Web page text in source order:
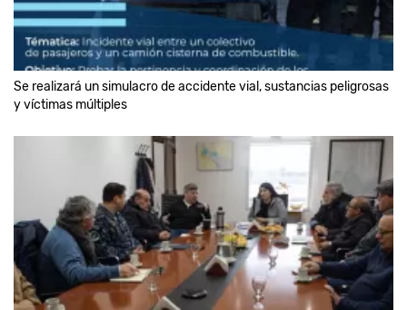
Se realizará un simulacro de accidente vial, sustancias peligrosas
y víctimas múltiples